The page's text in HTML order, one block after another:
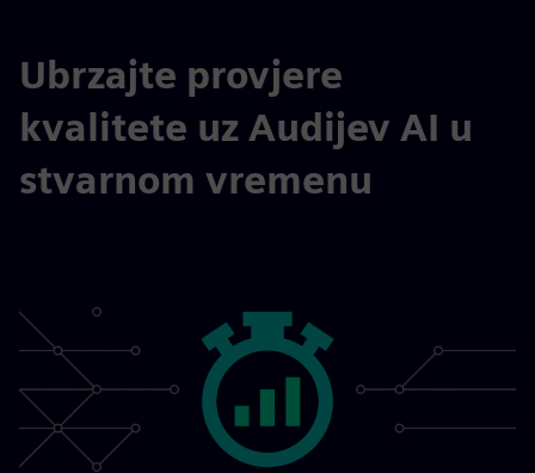
Ubrzajte provjere
kvalitete uz Audijev AI u
stvarnom vremenu